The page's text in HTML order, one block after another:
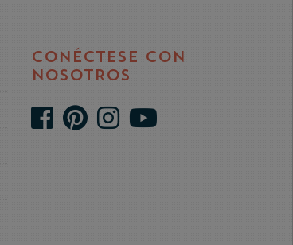
CONÉCTESE CON
NOSOTROS